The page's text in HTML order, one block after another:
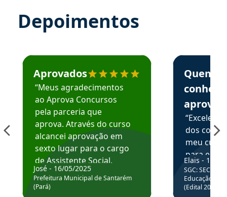
Depoimentos
Estudante José recomenda o Aprova Concursos em
Aprovados
“Meus agradecimentos
ao Aprova Concursos
pela parceria que
aprova. Através do curso
alcancei aprovação em
sexto lugar para o cargo
de Assistente Social.
Hoje estou atuando na
Prefeitura de Santarém.
José - 16/05/2025
Prefeitura Municipal de Santarém
(Pará)
Estudante
Quem
aprova
dos
meu
para
colocar
através
de
Elais - 15/
SGC: SEC BA
Educação
(Edital